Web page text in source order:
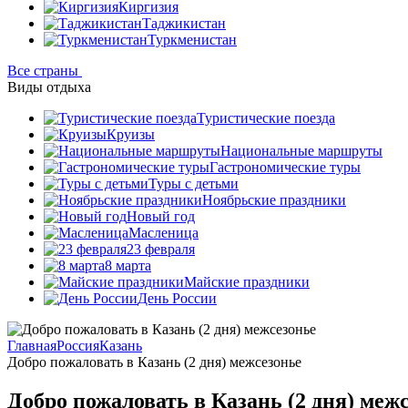
Киргизия
Таджикистан
Туркменистан
Все страны
Виды отдыха
Туристические поезда
Круизы
Национальные маршруты
Гастрономические туры
Туры с детьми
Ноябрьские праздники
Новый год
Масленица
23 февраля
8 марта
Майские праздники
День России
ГлавнаяРоссияКазань
Добро пожаловать в Казань (2 дня) межсезонье
Добро пожаловать в Казань (2 дня)